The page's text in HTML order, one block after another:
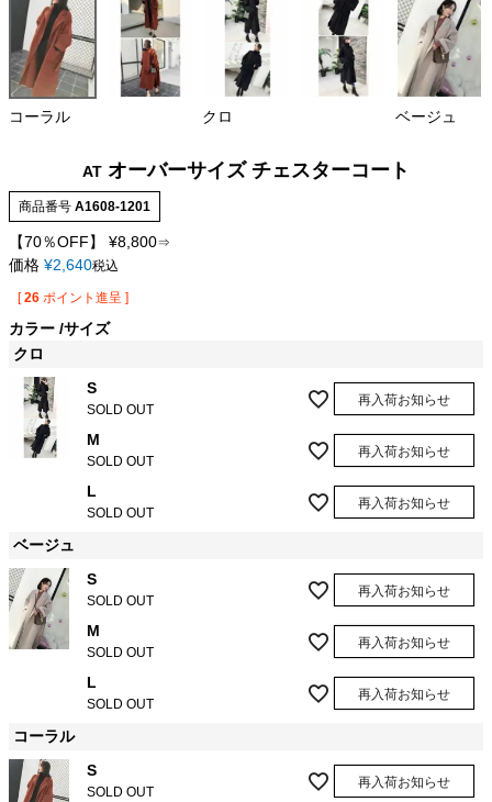
コーラル クロ ベージュ
AT オーバーサイズ チェスターコート
商品番号 A1608-1201
【70％OFF】 ¥8,800⇒
価格 ¥2,640税込
[ 26 ポイント進呈 ]
カラー サイズ
クロ
S
SOLD OUT
再入荷お知らせ
M
SOLD OUT
再入荷お知らせ
L
SOLD OUT
再入荷お知らせ
ベージュ
S
SOLD OUT
再入荷お知らせ
M
SOLD OUT
再入荷お知らせ
L
SOLD OUT
再入荷お知らせ
コーラル
S
SOLD OUT
再入荷お知らせ